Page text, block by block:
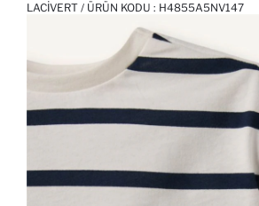
LACIVERT / ÜRÜN KODU : H4855A5NV147